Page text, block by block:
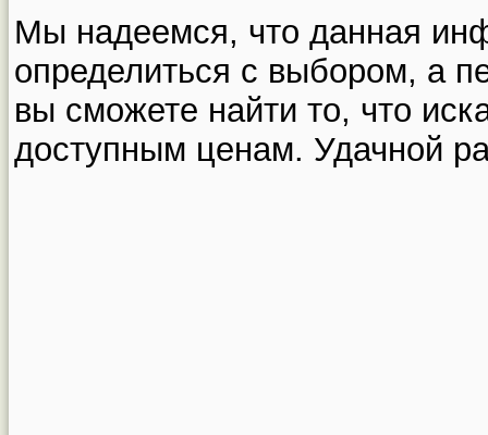
Мы надеемся, что данная
определиться с выбором, а
вы сможете найти то, что
доступным ценам. Удачной